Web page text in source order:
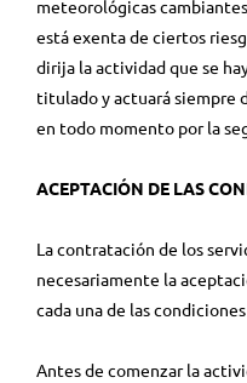
meteorológicas
está exenta de ciertos
dirija la actividad que se
titulado y actuará siempre
en todo momento por la
ACEPTACIÓN DE LAS
La contratación de los
necesariamente la
cada una de las
Antes de comenzar la